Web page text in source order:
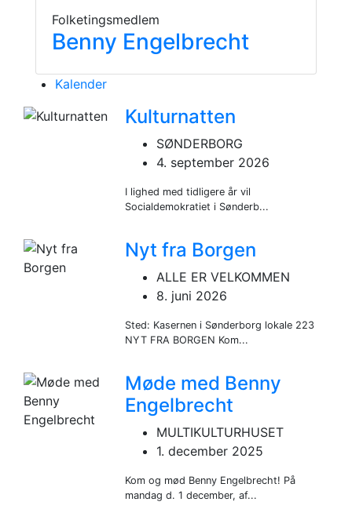
Folketingsmedlem
Benny Engelbrecht
Kalender
Kulturnatten
SØNDERBORG
4. september 2026
I lighed med tidligere år vil
Socialdemokratiet i Sønderb...
Nyt fra Borgen
ALLE ER VELKOMMEN
8. juni 2026
Sted: Kasernen i Sønderborg lokale 223
NYT FRA BORGEN Kom...
Møde med Benny
Engelbrecht
MULTIKULTURHUSET
1. december 2025
Kom og mød Benny Engelbrecht! På
mandag d. 1 december, af...